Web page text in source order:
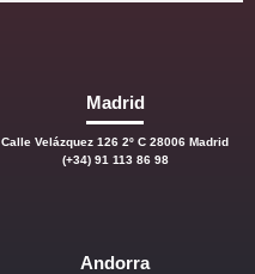
Madrid
Calle Velázquez 126 2º C 28006 Madrid
(+34) 91 113 86 98
Andorra